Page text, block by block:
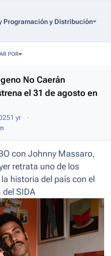
Programación y Distribución
POR
No Caerán
el 31 de agosto en
1 yr
con Johnny Massaro,
retrata uno de los
historia del país con el
SIDA